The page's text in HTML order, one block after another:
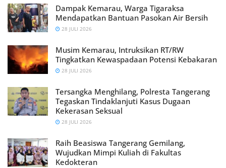
Dampak Kemarau, Warga Tigaraksa
Mendapatkan Bantuan Pasokan Air Bersih
28 JULI 2026
Musim Kemarau, Intruksikan RT/RW
Tingkatkan Kewaspadaan Potensi Kebakaran
28 JULI 2026
Tersangka Menghilang, Polresta Tangerang
Tegaskan Tindaklanjuti Kasus Dugaan
Kekerasan Seksual
28 JULI 2026
Raih Beasiswa Tangerang Gemilang,
Wujudkan Mimpi Kuliah di Fakultas
Kedokteran